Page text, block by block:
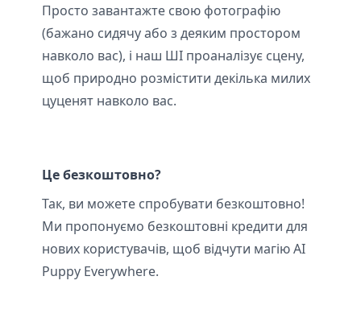
Просто завантажте свою фотографію
(бажано сидячу або з деяким простором
навколо вас), і наш ШІ проаналізує сцену,
щоб природно розмістити декілька милих
цуценят навколо вас.
Це безкоштовно?
Так, ви можете спробувати безкоштовно!
Ми пропонуємо безкоштовні кредити для
нових користувачів, щоб відчути магію AI
Puppy Everywhere.